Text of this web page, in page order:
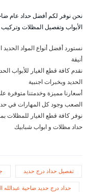
نحن نوفر لكم أفضل حداد عام
الأبواب وتفصيل المظلات
نستورد أفضل أنواع المواد
أنيقة
نقدم كافة قطع الغيار للأبواب
الحديد وبخبرات اجنبية
الصعب وجود كل المهارات في
نوفر كافة قطع الغيار للمظلات
حداد مظلات و ابواب شبابيك
تفصيل حداد درج حديد
حداد درج حديد ضاحية عبدالله